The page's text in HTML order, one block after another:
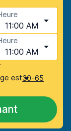
11:00 AM
11:00 AM
est30-65